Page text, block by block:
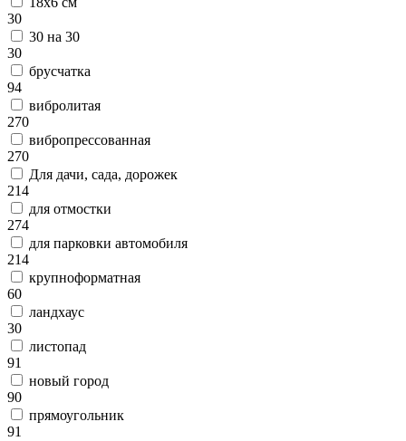
30
30 на 30
30
брусчатка
94
вибролитая
270
вибропрессованная
270
Для дачи, сада, дорожек
214
для отмостки
274
для парковки автомобиля
214
крупноформатная
60
ландхаус
30
листопад
91
новый город
90
прямоугольник
91